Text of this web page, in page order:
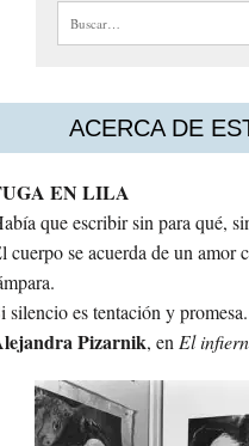
Buscar:
ACERCA DE
EN LILA
que escribir sin para qué,
cuerpo se acuerda de un amor
silencio es tentación y promesa.
Pizarnik, enEl